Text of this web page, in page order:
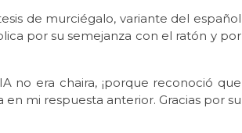
de murciégalo, variante del español
por su semejanza con el ratón y por
era chaira, ¡porque reconoció que
mi respuesta anterior. Gracias por su